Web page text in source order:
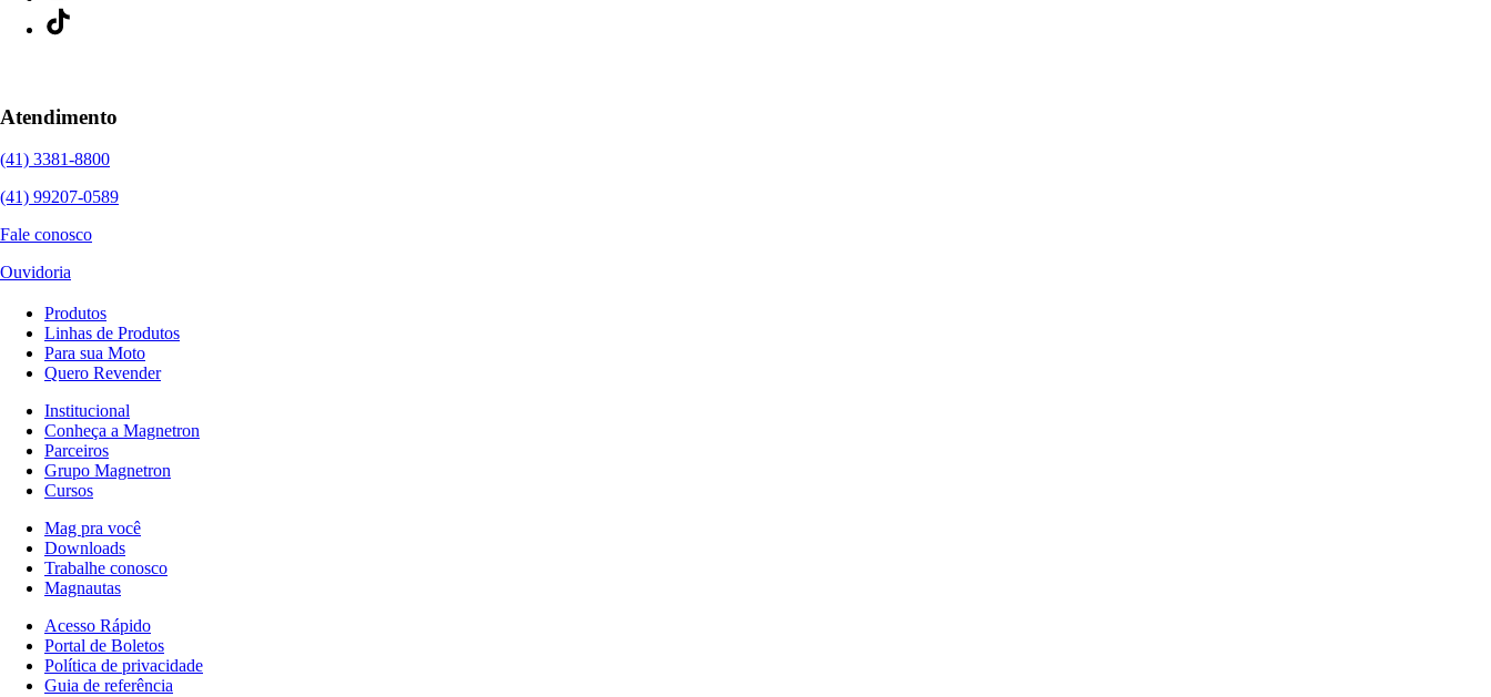
Atendimento
(41) 3381-8800
(41) 99207-0589
Fale conosco
Ouvidoria
Produtos
Linhas de Produtos
Para sua Moto
Quero Revender
Institucional
Conheça a Magnetron
Parceiros
Grupo Magnetron
Cursos
Mag pra você
Downloads
Trabalhe conosco
Magnautas
Acesso Rápido
Portal de Boletos
Política de privacidade
Guia de referência